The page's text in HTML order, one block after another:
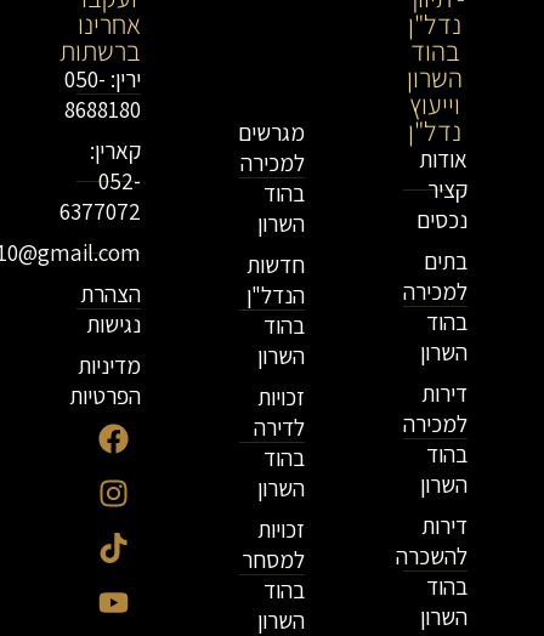
נדל"ן
בהוד
השרון
וייעוץ
נדל"ן
אודות
קציר
נכסים
בתים
למכירה
בהוד
השרון
דירות
למכירה
בהוד
השרון
דירות
להשכרה
בהוד
השרון
מגרשים
למכירה
בהוד
השרון
חדשות
הנדל"ן
בהוד
השרון
זכויות
לדירה
בהוד
השרון
זכויות
למסחר
בהוד
השרון
אחרינו
ברשתות
ירין: 050-
8688180
קארין:
052-
6377072
הצהרת
נגישות
מדיניות
הפרטיות